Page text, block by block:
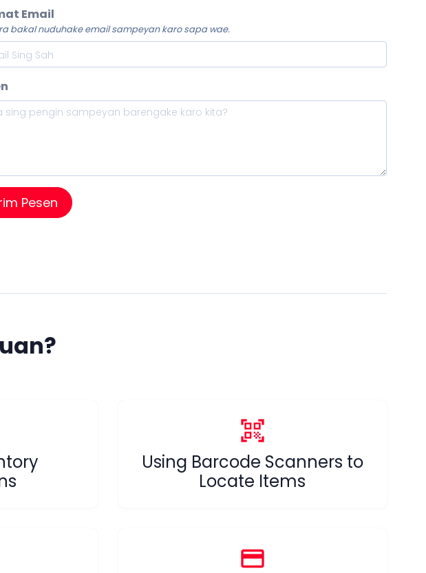
Email
bakal nuduhake email sampeyan karo sapa wae.
Pesen
qr_code_scanner
Using Barcode Scanners to
Locate Items
credit_card